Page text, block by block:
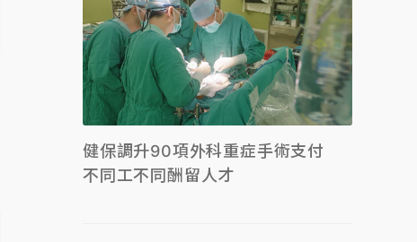
健保調升90項外科重症手術支付
不同工不同酬留人才